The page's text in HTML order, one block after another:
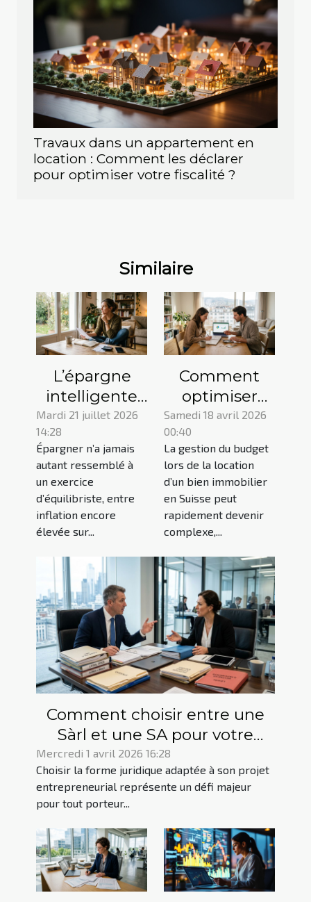
Travaux dans un appartement en
location : Comment les déclarer
pour optimiser votre fiscalité ?
Similaire
L’épargne
intelligente
commence-t-
réellement
par la
prévention ?
Mardi 21 juillet 2026
14:28
Épargner n’a jamais
autant ressemblé à
un exercice
d’équilibriste, entre
inflation encore
élevée sur...
Comment
optimiser
votre budget
avec une
garantie de
loyer Suisse ?
Samedi 18 avril 2026
00:40
La gestion du budget
lors de la location
d’un bien immobilier
en Suisse peut
rapidement devenir
complexe,...
Comment choisir entre une
Sàrl et une SA pour votre
projet entrepreneurial ?
Mercredi 1 avril 2026 16:28
Choisir la forme juridique adaptée à son projet
entrepreneurial représente un défi majeur
pour tout porteur...